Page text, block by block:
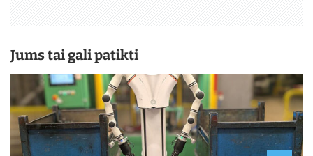
Jums tai gali patikti